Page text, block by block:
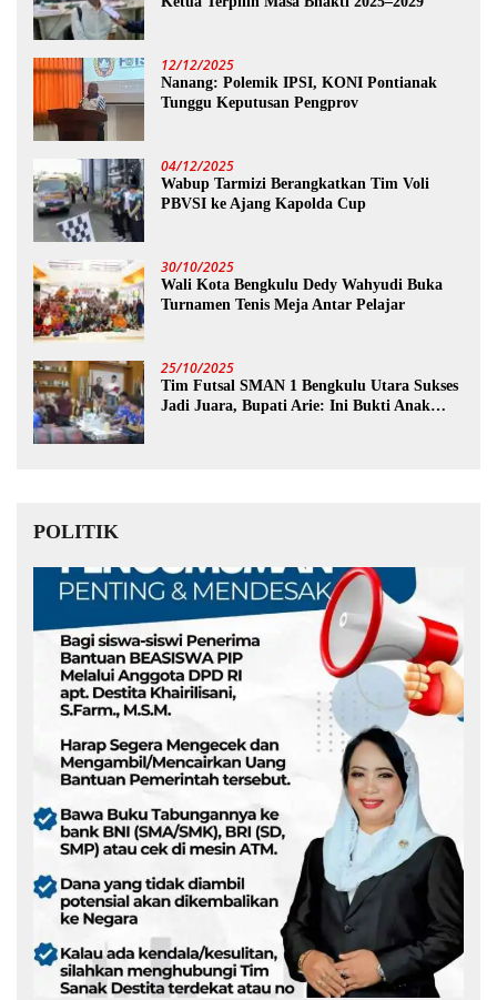
12/12/2025
Nanang: Polemik IPSI, KONI Pontianak
Tunggu Keputusan Pengprov
04/12/2025
Wabup Tarmizi Berangkatkan Tim Voli
PBVSI ke Ajang Kapolda Cup
30/10/2025
Wali Kota Bengkulu Dedy Wahyudi Buka
Turnamen Tenis Meja Antar Pelajar
25/10/2025
Tim Futsal SMAN 1 Bengkulu Utara Sukses
Jadi Juara, Bupati Arie: Ini Bukti Anak
POLITIK